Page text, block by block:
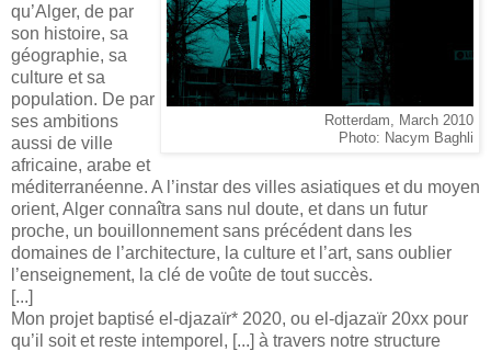
Rotterdam, March 2010
Photo: Nacym Baghli
qu’Alger, de par
son histoire, sa
géographie, sa
culture et sa
population. De par
ses ambitions
aussi de ville
africaine, arabe et
méditerranéenne. A l’instar des villes asiatiques et du moyen
orient, Alger connaîtra sans nul doute, et dans un futur
proche, un bouillonnement sans précédent dans les
domaines de l’architecture, la culture et l’art, sans oublier
l’enseignement, la clé de voûte de tout succès.
[...]
Mon projet baptisé el-djazaïr* 2020, ou el-djazaïr 20xx pour
qu’il soit et reste intemporel, [...] à travers notre structure